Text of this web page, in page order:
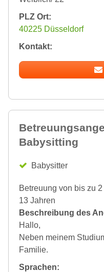
PLZ Ort:
40225 Düsseldorf
Kontakt:
Babysitting
Babysitter
Betreuung von bis zu
13 Jahren
Beschreibung des
Hallo,
Neben meinem
Familie.
Sprachen: